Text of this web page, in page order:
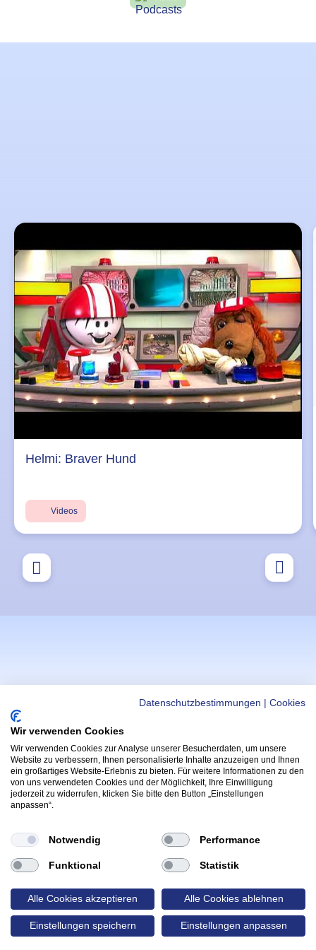
Datenschutzbestimmungen Cookies
Wir verwenden Cookies
Wir verwenden Cookies zur Analyse unserer Besucherdaten, um unsere
Website zu verbessern, Ihnen personalisierte Inhalte anzuzeigen und Ihnen
ein großartiges Website-Erlebnis zu bieten. Für weitere Informationen zu den
von uns verwendeten Cookies und der Möglichkeit, Ihre Einwilligung
jederzeit zu widerrufen, klicken Sie bitte den Button „Einstellungen
anpassen“.
Notwendig Performance
Funktional Statistik
Alle Cookies akzeptieren Alle Cookies ablehnen
Einstellungen speichern Einstellungen anpassen
Helmi: Braver Hund
Videos
WICHTIGE LINKS
Helmi Post
Kontakt & Support
APPS
Hoppala App
(Öffnet in
Radfahrprüfung
FOLGE HELMI:
Rechtliche Verlinkungen
Cookie EinstellungenDatenschutz(Öffnet in neuem Tab)
Impressum(Öffnet in neuem Tab)
made with❤️by probots.io